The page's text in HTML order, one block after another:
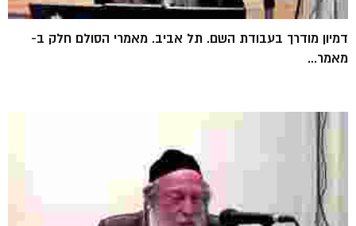
דמיון מודרך בעבודת השם. תל אביב. מאמרי הסולם חלק ב-
מאמר...